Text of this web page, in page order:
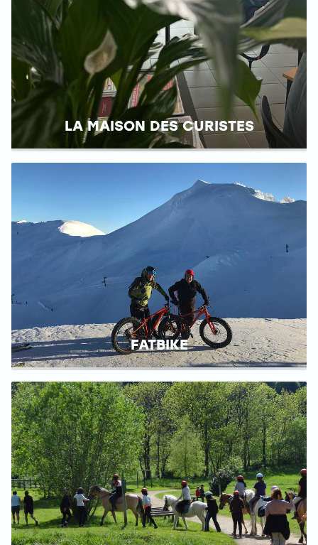
LA MAISON DES CURISTES
FATBIKE